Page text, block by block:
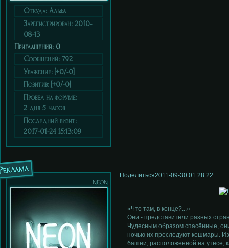
Откуда: Альфа
Зарегистрирован: 2010-
08-13
Приглашений: 0
Сообщений: 792
Уважение: [+0/-0]
Позитив: [+0/-0]
Провел на форуме:
2 дня 5 часов
Последний визит:
2017-01-24 15:13:09
Поделиться2011-09-30 01:28:22
neon
«Что там, в конце?...»
Они - представители разных
Чудесным образом спасённые,
ночью их преследуют кошмары.
башни, расположенной на утёсе,